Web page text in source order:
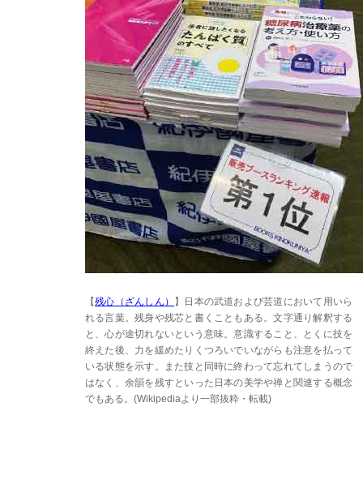
【残心（ざんしん）
】日本の武道および芸道において用いら
れる言葉。残身や残芯と書くこともある。文字通り解釈する
と、心が途切れないという意味。意識すること、とくに技を
終えた後、力を緩めたりくつろいでいながらも注意を払って
いる状態を示す。また技と同時に終わって忘れてしまうので
はなく、余韻を残すといった日本の美学や禅と関連する概念
でもある。(Wikipediaより一部抜粋・転載)